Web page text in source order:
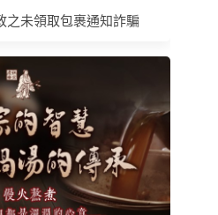
之未領取包裹通知詐騙